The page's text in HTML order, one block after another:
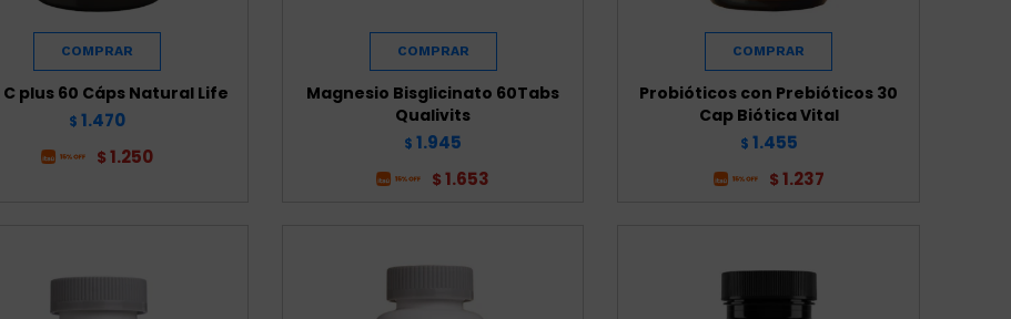
plus 60 Cáps Natural Life
$ 1.470
$ 1.250
Magnesio Bisglicinato 60Tabs
Qualivits
$ 1.945
$ 1.653
Probióticos con Prebióticos 30
Cap Biótica Vital
$ 1.455
$ 1.237